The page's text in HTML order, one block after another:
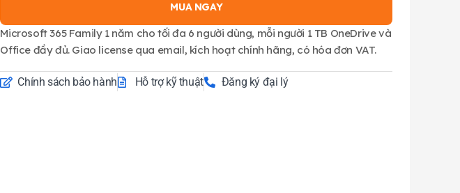
MUA NGAY
Microsoft 365 Family 1 năm cho tối đa 6 người dùng, mỗi người 1 TB OneDrive và
Office đầy đủ. Giao license qua email, kích hoạt chính hãng, có hóa đơn VAT.
Chính sách bảo hành Hỗ trợ kỹ thuật Đăng ký đại lý